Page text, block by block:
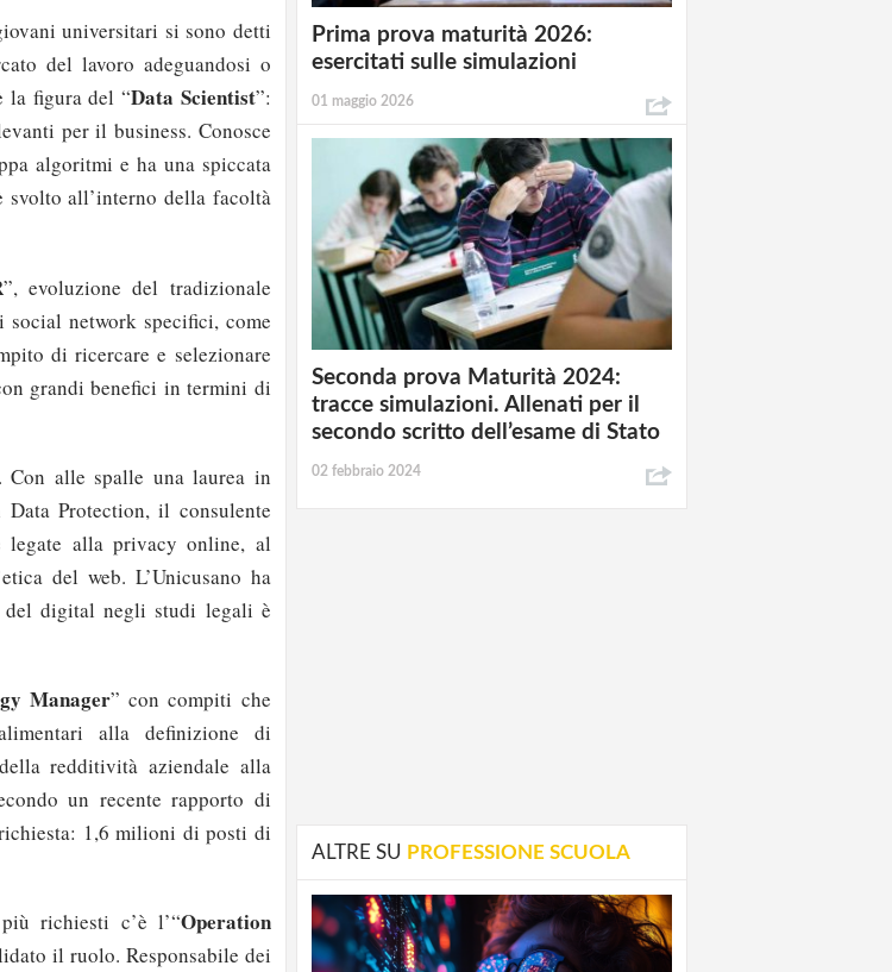
universitari si sono detti
del lavoro adeguandosi o
la figura del “Data Scientist”:
per il business. Conosce
algoritmi e ha una spiccata
svolto all’interno della facoltà
”, evoluzione del tradizionale
social network specifici, come
di ricercare e selezionare
grandi benefici in termini di
Con alle spalle una laurea in
Protection, il consulente
legate alla privacy online, al
del web. L’Unicusano ha
del digital negli studi legali è
Manager” con compiti che
alla definizione di
redditività aziendale alla
un recente rapporto di
1,6 milioni di posti di
richiesti c’è l’“Operation
il ruolo. Responsabile dei
Prima prova maturità 2026:
esercitati sulle simulazioni
01 maggio 2026
Seconda prova Maturità 2024:
tracce simulazioni. Allenati per il
secondo scritto dell’esame di Stato
02 febbraio 2024
ALTRE SU PROFESSIONE SCUOLA